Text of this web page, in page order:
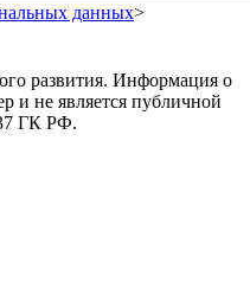
данных>
развития. Информация о
и не является публичной
ГК РФ.